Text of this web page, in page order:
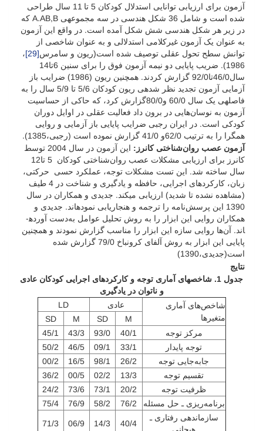
آزمون برای ارزیابی توانایی استدلال کودکان 5 تا 11 سال طراحی
شده است و شامل 36 شکل هندسی در سه مجموعه­ی A.AB,B که
در زیر هر شکل هندسی شش شکل آمده است. در واقع این آزمون
به عنوان یک آزمون غیرکلامی استدلالی و به عنوان شاخصی از
توانش سطح تحول عقلی توصیف شده است(ریون و سامرس[29]
،
1986). ضریب پایایی دو نیمه آزمون فوق را برای سنین 6تا14
سال46/0تا92/0 گزارش کردند. همچنین ریون (1986) ضرایب باز
آزمایی آزمون تجدید نظر شده­ی ریون کودکان 5/6 تا 5/9 سال را به
فاصله­ی یک سال 60/0 و80/0گزارش کرد، که حاکی از حساسیت
آزمون به نوسان‌هایی در برون داد فعالیت عقلی در اوایل دوران
کودکی است. در ایران رجبی ضرایب پایایی باز آزمایی و روایی
همگرا را به ترتیب 62/0و 41/0 گزارش نموده است (رجبی،1385).
آزمون عصب روان‌شناختی کانرز:
این آزمون در سال 2004 توسط
کانرز برای ارزیابی مشکلات عصب روان‌شناختی کودکان 5 تا12
سال ساخته شد. این تست مشکلات توجه، عملکرد حسی حرکتی،
زبان، کارکردهای اجرایی، حافظه و یادگیری و شناخت در 4 طیف
(مشاهده نشده تا شدید) ارزیابی می­کند. جدیدی و همکاران در سال
1390 این پرسش‌نامه را ترجمه و هنجاریابی نموده­اند. جدیدی و
همکاران روایی این ابزار را به روش تحلیل عوامل به‌دست آورده­
اند. آن‌ها روایی سازه این ابزار را مناسب گزارش نمودند و همچنین
پایایی این ابزار به روش آلفای کرونباخ 79/0 گزارش شده
است(جدیدی،1390)
نتایج
جدول 1. شاخص­های آماری توجه و کارکردهای اجرایی کودکان عادی
و ناتوان در یادگیری
شاخص‌های آماری
متغیرها
عادی
LD
M
SD
M
SD
مرکز توجه
40/1
93/0
43/3
45/1
توجه پایدار
33/1
09/1
46/5
50/2
جابه‌جایی توجه
26/2
98/1
16/5
00/2
تقسیم توجه
13/3
02/2
00/5
36/2
ظرفیت توجه
20/2
73/1
73/6
24/2
برنامه‌ریزی ـ‌ حل مسئله
76/2
58/2
76/9
75/4
سازماندهی رفتاری ـ‌
40/4
14/3
06/9
71/3